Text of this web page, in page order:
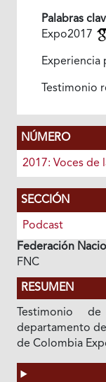
Palabras
Expo2017
Experiencia
Testimonio
NÚMERO
2017: Voces de
SECCIÓN
Podcast
Federación
FNC
RESUMEN
Testimonio
departamento
de Colombia